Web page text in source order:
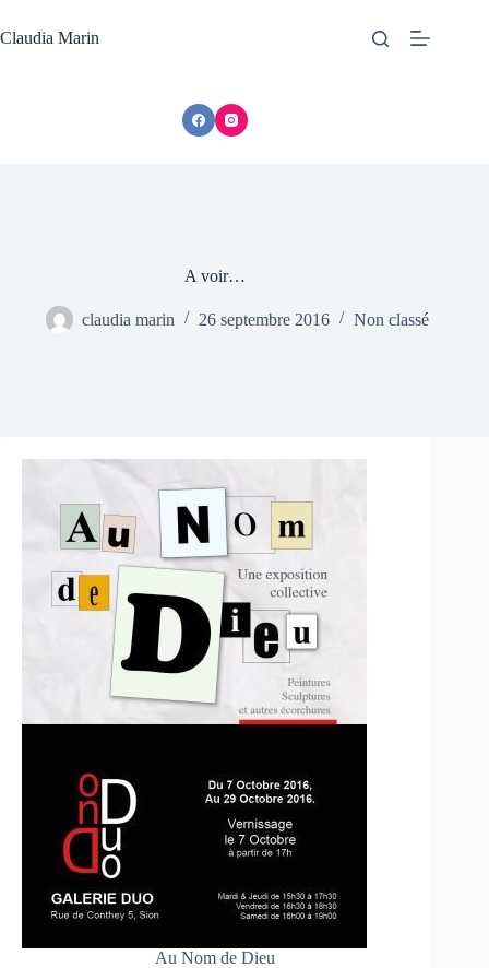
au
contenu
Claudia Marin
A voir…
claudia marin 26 septembre 2016 Non classé
Au Nom de Dieu